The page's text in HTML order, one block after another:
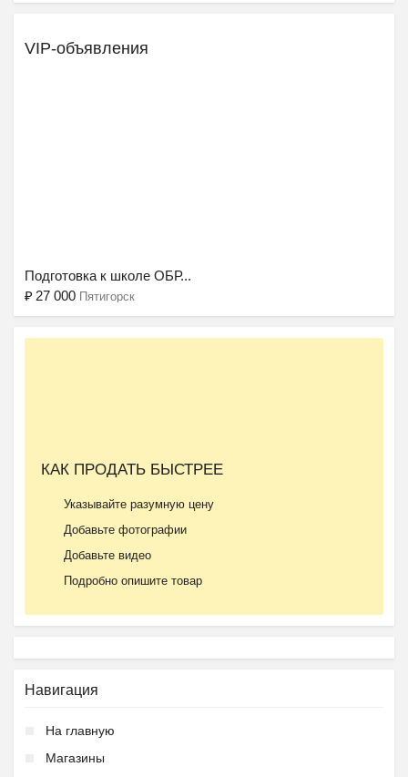
VIP-объявления
Подготовка к школе ОБР...
₽ 27 000 Пятигорск
Ещё 2 фото
9 000Пятигорск
КАК ПРОДАТЬ БЫСТРЕЕ
Указывайте разумную цену
Добавьте фотографии
Добавьте видео
Подробно опишите товар
Навигация
На главную
Магазины